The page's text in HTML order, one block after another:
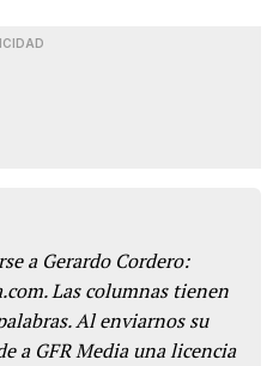
a Gerardo Cordero:
Las columnas tienen
Al enviarnos su
a GFR Media una licencia